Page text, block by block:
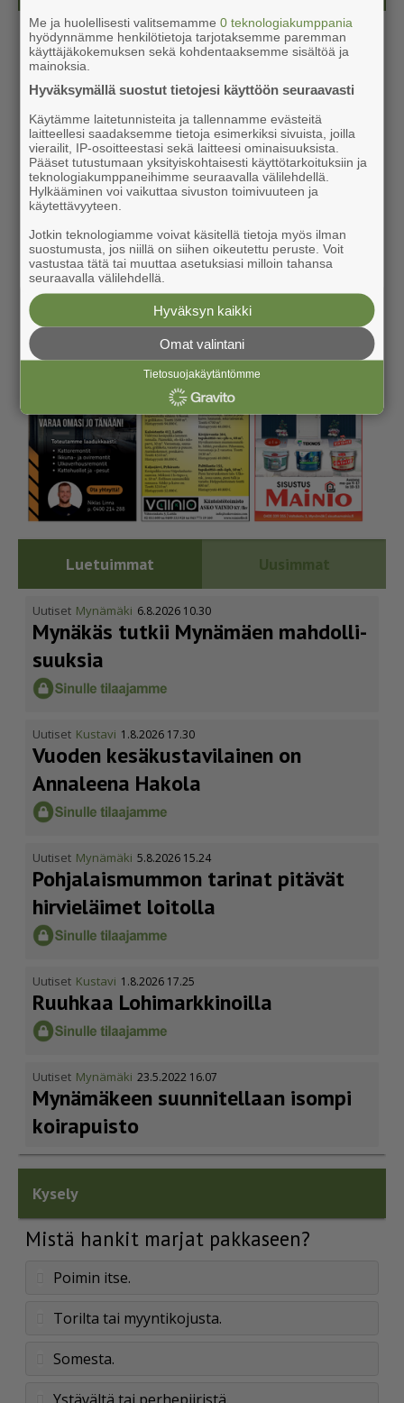
Luetuimmat Uusimmat
Uutiset Mynämäki 6.8.2026 10.30
Mynäkäs tutkii Mynämäen mahdol­li­
suuksia
Uutiset Kustavi 1.8.2026 17.30
Vuoden kesäkus­ta­vi­lainen on
Annaleena Hakola
Uutiset Mynämäki 5.8.2026 15.24
Pohja­lais­mummon tarinat pitävät
hirvieläimet loitolla
Uutiset Kustavi 1.8.2026 17.25
Ruuhkaa Lohimark­ki­noilla
Uutiset Mynämäki 23.5.2022 16.07
Mynämäkeen suunnitellaan isompi
koirapuisto
Kysely
Mistä hankit marjat pakkaseen?
Poimin itse.
Torilta tai myyntikojusta.
Somesta.
Me ja huolellisesti valitsemamme0 teknologiakumppania
hyödynnämme henkilötietoja tarjotaksemme paremman
käyttäjäkokemuksen sekä kohdentaaksemme sisältöä ja
mainoksia.
Hyväksymällä suostut tietojesi käyttöön seuraavasti
Käytämme laitetunnisteita ja tallennamme evästeitä
laitteellesi saadaksemme tietoja esimerkiksi sivuista, joilla
vierailit, IP-osoitteestasi sekä laitteesi ominaisuuksista.
Pääset tutustumaan yksityiskohtaisesti käyttötarkoituksiin ja
teknologiakumppaneihimme seuraavalla välilehdellä.
Hylkääminen voi vaikuttaa sivuston toimivuuteen ja
käytettävyyteen.
Jotkin teknologiamme voivat käsitellä tietoja myös ilman
suostumusta, jos niillä on siihen oikeutettu peruste. Voit
vastustaa tätä tai muuttaa asetuksiasi milloin tahansa
seuraavalla välilehdellä.
Hyväksyn kaikki
Omat valintani
Tietosuojakäytäntömme